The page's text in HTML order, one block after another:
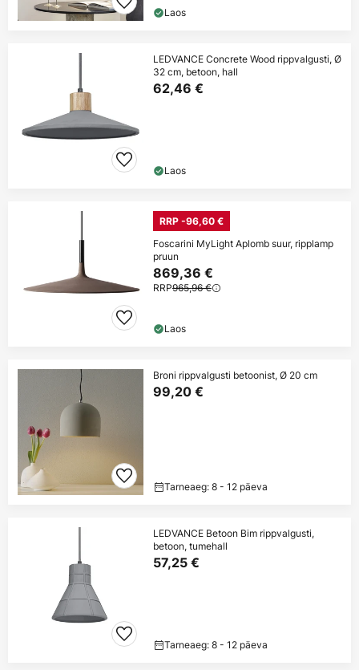
Laos
LEDVANCE Concrete Wood rippvalgusti, Ø
32 cm, betoon, hall
62,46 €
Laos
RRP -96,60 €
Foscarini MyLight Aplomb suur, ripplamp
pruun
869,36 €
RRP965,96 €
Laos
Broni rippvalgusti betoonist, Ø 20 cm
99,20 €
Tarneaeg: 8 - 12 päeva
LEDVANCE Betoon Bim rippvalgusti,
betoon, tumehall
57,25 €
Tarneaeg: 8 - 12 päeva